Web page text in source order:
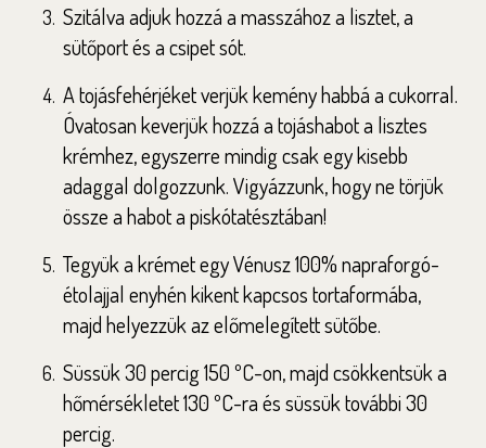
Szitálva adjuk hozzá a masszához a lisztet, a
sütőport és a csipet sót.
A tojásfehérjéket verjük kemény habbá a cukorral.
Óvatosan keverjük hozzá a tojáshabot a lisztes
krémhez, egyszerre mindig csak egy kisebb
adaggal dolgozzunk. Vigyázzunk, hogy ne törjük
össze a habot a piskótatésztában!
Tegyük a krémet egy Vénusz 100% napraforgó-
étolajjal enyhén kikent kapcsos tortaformába,
majd helyezzük az előmelegített sütőbe.
Süssük 30 percig 150 ºC-on, majd csökkentsük a
hőmérsékletet 130 ºC-ra és süssük további 30
percig.